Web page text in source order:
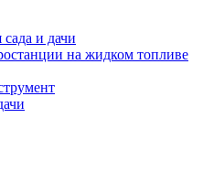
и дачи
на жидком топливе